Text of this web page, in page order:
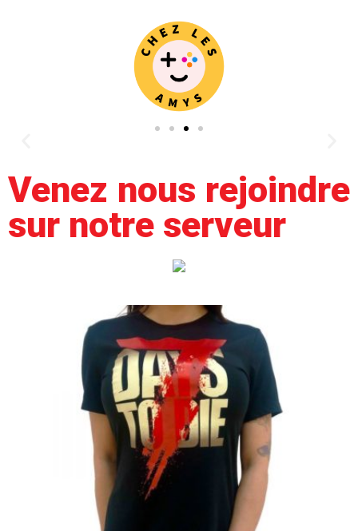
Venez nous rejoindre
sur notre serveur